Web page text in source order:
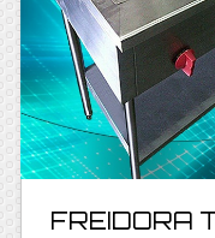
FREIDORA